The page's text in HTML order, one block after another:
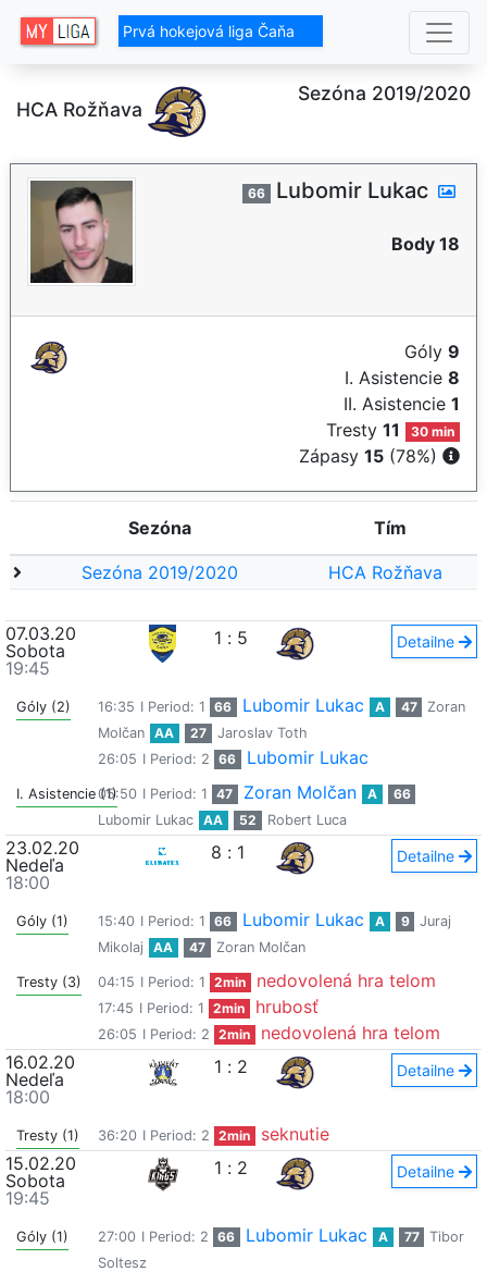
Prvá hokejová liga Čaňa
HCA Rožňava
Sezóna 2019/2020
66 Lubomir Lukac
Body 18
Góly 9
I. Asistencie 8
II. Asistencie 1
Tresty11 30 min
Zápasy 15 (78%)
Sezóna Tím
Sezóna 2019/2020 HCA Rožňava
07.03.20
Sobota
19:45
1 : 5 Detailne
Góly (2) 16:35 I Period: 1 66 Lubomir Lukac A 47
Zoran
Molčan
AA 27
Jaroslav Toth
26:05 I Period: 2 66 Lubomir Lukac
I. Asistencie (1)05:50 I Period: 1 47 Zoran Molčan A
66
Lubomir Lukac
AA 52 Robert Luca
23.02.20
Nedeľa
18:00
8 : 1 Detailne
Góly (1) 15:40 I Period: 1 66 Lubomir Lukac A 9
Juraj
Mikolaj
AA 47 Zoran Molčan
Tresty (3) 04:15 I Period: 1 2min nedovolená hra telom
17:45 I Period: 1 2min hrubosť
26:05 I Period: 2 2min
nedovolená hra telom
16.02.20
Nedeľa
18:00
1 : 2 Detailne
Tresty (1) 36:20 I Period: 2 2min
seknutie
15.02.20
Sobota
19:45
1 : 2 Detailne
Góly (1) 27:00 I Period: 2 66 Lubomir Lukac A 77
Tibor
Soltesz